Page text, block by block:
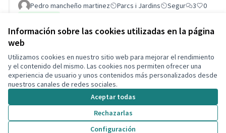
Información sobre las cookies utilizadas en la página
web
Utilizamos cookies en nuestro sitio web para mejorar el rendimiento
y el contenido del mismo. Las cookies nos permiten ofrecer una
experiencia de usuario y unos contenidos más personalizados desde
nuestros canales de redes sociales.
Aceptar todas
Rechazarlas
Configuración
Pedro mancheño martinez Parcs i Jardins Segur 3
0
Términos y condiciones de uso
Configuración de cookies
Decidim Calafell en X
(Enlace externo)
Decidim Calafell en Facebook
Decidim Calafell en YouTube
Decidim Calafell en GitHub
(Enlace externo)
Con licencia
(Enlace